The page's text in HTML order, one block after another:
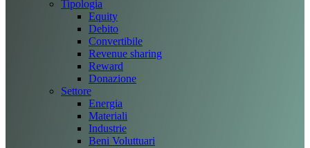
Tipologia
Equity
Debito
Convertibile
Revenue sharing
Reward
Donazione
Settore
Energia
Materiali
Industrie
Beni Voluttuari